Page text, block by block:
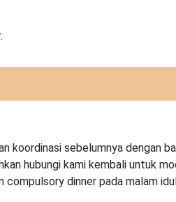
koordinasi sebelumnya dengan
hubungi kami kembali untuk
dinner pada malam